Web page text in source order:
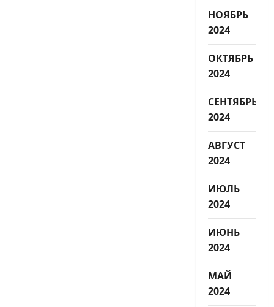
НОЯБРЬ
2024
ОКТЯБРЬ
2024
СЕНТЯБРЬ
2024
АВГУСТ
2024
ИЮЛЬ
2024
ИЮНЬ
2024
МАЙ
2024